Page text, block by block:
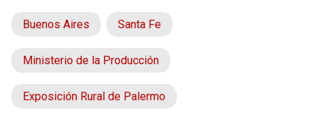
Buenos Aires Santa Fe
Ministerio de la Producción
Exposición Rural de Palermo